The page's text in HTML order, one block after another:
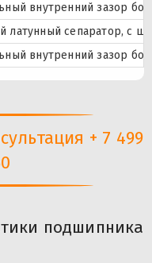
внутренний зазор
латунный сепаратор, с
внутренний зазор
+ 7 499
подшипника